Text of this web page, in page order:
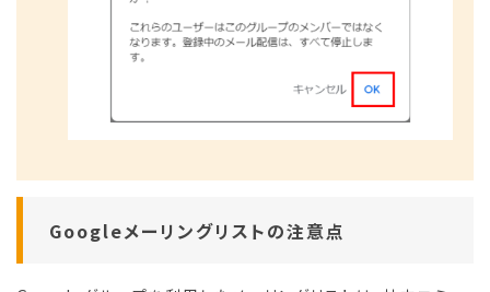
Googleメーリングリストの注意点